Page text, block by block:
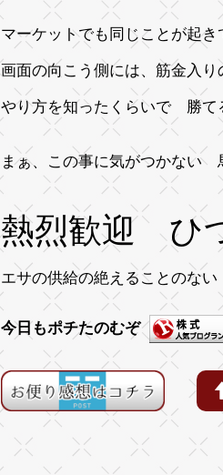
マーケットでも同じことが起き
画面の向こう側には、筋金入り
やり方を知ったくらいで 勝て
まぁ、この事に気がつかな
熱烈歓迎 ひ
エサの供給の絶えることのな
今日もポチたのむぞ